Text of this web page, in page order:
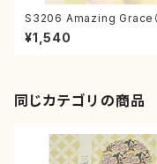
S3206 Amazing Grace
オリン,ハープorピアノ/佐々
彦/楽譜）
¥1,540
同じカテゴリの商品